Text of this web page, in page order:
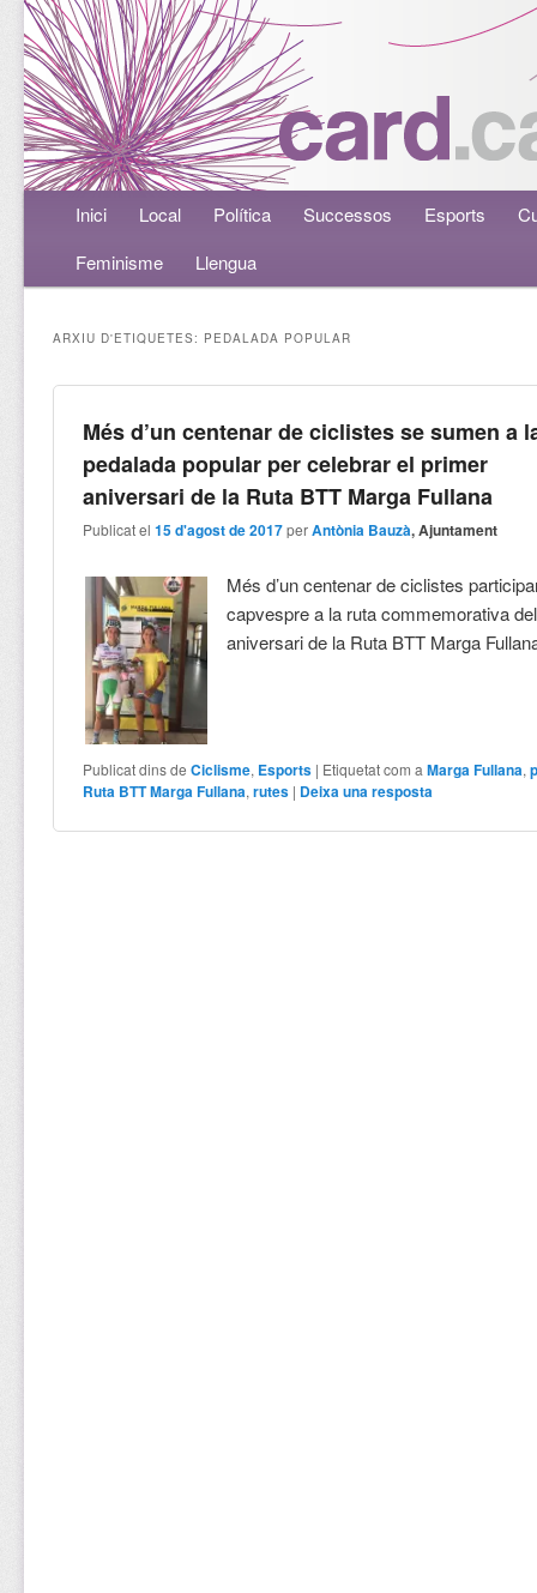
Menú principalAneu al contingut principal
Aneu al contingut secundari
Inici Local Política Successos Esports
Feminisme
Llengua
ARXIU D'ETIQUETES: PEDALADA POPULAR
Més d’un centenar de ciclistes se sumen a
pedalada popular per celebrar el primer
aniversari de la Ruta BTT Marga Fullana
Publicat el15 d'agost de 2017 perAntònia Bauzà, Ajuntament
Més d’un centenar de ciclistes
capvespre a la ruta commemorativa
aniversari de la Ruta BTT Marga
Publicat dins de Ciclisme, Esports | Etiquetat com a Marga Fullana,
Ruta BTT Marga Fullana,rutes | Deixa una resposta